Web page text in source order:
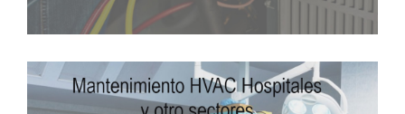
Mantenimiento
Refrigeradores